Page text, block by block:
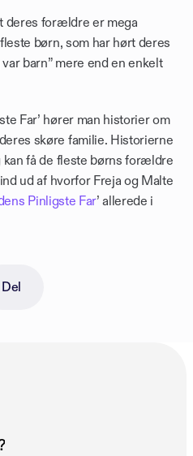
deres forældre er mega
børn, som har hørt deres
barn” mere end en enkelt
Far’ hører man historier om
skøre familie. Historierne
kan få de fleste børns forældre
ud af hvorfor Freja og Malte
Pinligste Far’ allerede i
Del